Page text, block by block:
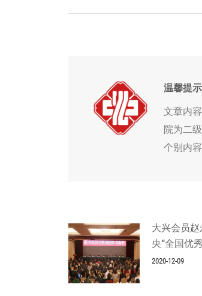
温馨提示
文章内
院为二
个别内
大兴会员
央“全国优
2020-12-09